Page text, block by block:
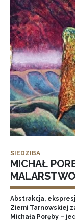
SIEDZIBA
MICHAŁ
Abstrakcja,
Ziemi Tarnowskiej
Michała Poręby –